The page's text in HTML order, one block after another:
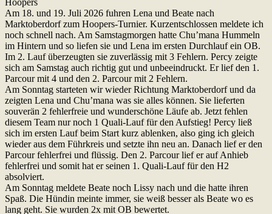
Am 18. und 19. Juli 2026 fuhren Lena und Beate nach
Marktoberdorf zum Hoopers-Turnier. Kurzentschlossen meldete ich
noch schnell nach. Am Samstagmorgen hatte Chu’mana Hummeln
im Hintern und so liefen sie und Lena im ersten Durchlauf ein OB.
Im 2. Lauf überzeugten sie zuverlässig mit 3 Fehlern. Percy zeigte
sich am Samstag auch richtig gut und unbeeindruckt. Er lief den 1.
Parcour mit 4 und den 2. Parcour mit 2 Fehlern.
Am Sonntag starteten wir wieder Richtung Marktoberdorf und da
zeigten Lena und Chu’mana was sie alles können. Sie lieferten
souverän 2 fehlerfreie und wunderschöne Läufe ab. Jetzt fehlen
diesem Team nur noch 1 Quali-Lauf für den Aufstieg! Percy ließ
sich im ersten Lauf beim Start kurz ablenken, also ging ich gleich
wieder aus dem Führkreis und setzte ihn neu an. Danach lief er den
Parcour fehlerfrei und flüssig. Den 2. Parcour lief er auf Anhieb
fehlerfrei und somit hat er seinen 1. Quali-Lauf für den H2
absolviert.
Am Sonntag meldete Beate noch Lissy nach und die hatte ihren
Spaß. Die Hündin meinte immer, sie weiß besser als Beate wo es
lang geht. Sie wurden 2x mit OB bewertet.